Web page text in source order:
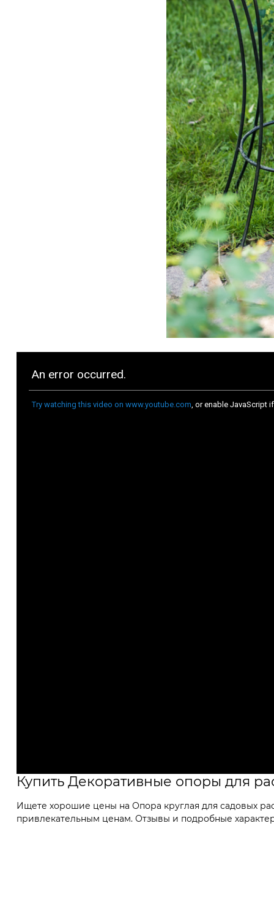
Купить Декоративные опоры для
Ищете хорошие цены на Опора круглая для садовых
привлекательным ценам. Отзывы и подробные